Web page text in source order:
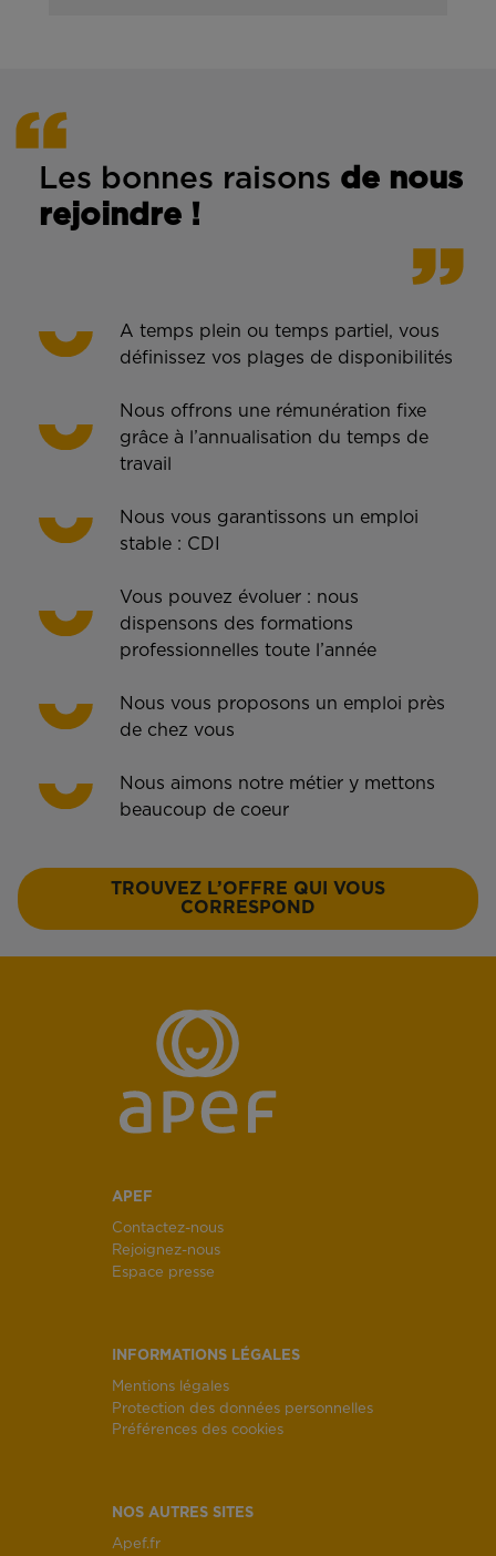
Les bonnes raisons de nous
rejoindre !
A temps plein ou temps partiel, vous
définissez vos plages de disponibilités
Nous offrons une rémunération fixe
grâce à l’annualisation du temps de
travail
Nous vous garantissons un emploi
stable : CDI
Vous pouvez évoluer : nous
dispensons des formations
professionnelles toute l’année
Nous vous proposons un emploi près
de chez vous
Nous aimons notre métier y mettons
beaucoup de coeur
TROUVEZ L’OFFRE QUI VOUS
CORRESPOND
APEF
Contactez-nous
Rejoignez-nous
Espace presse
INFORMATIONS LÉGALES
Mentions légales
Protection des données personnelles
Préférences des cookies
NOS AUTRES SITES
Apef.fr